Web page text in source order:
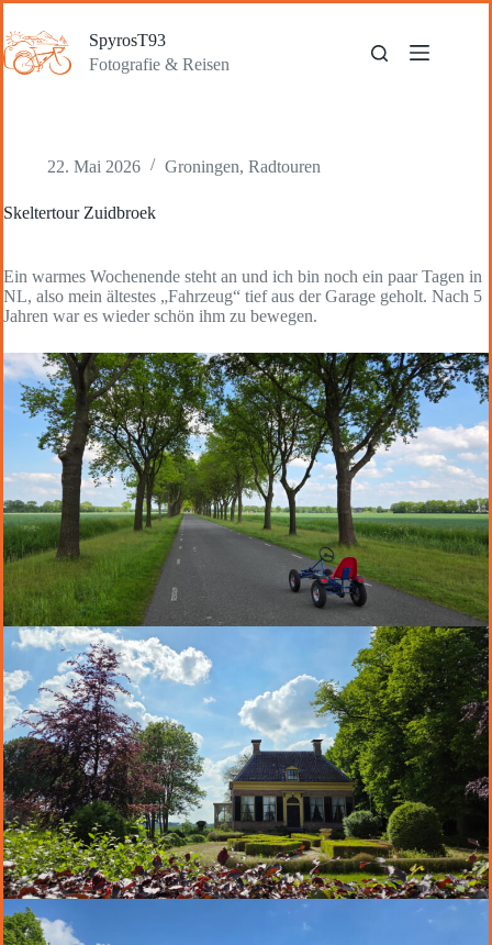
Inhalt
springen
SpyrosT93
Fotografie & Reisen
22. Mai 2026 Groningen, Radtouren
Skeltertour Zuidbroek
Ein warmes Wochenende steht an und ich bin noch ein paar Tagen in
NL, also mein ältestes „Fahrzeug“ tief aus der Garage geholt. Nach 5
Jahren war es wieder schön ihm zu bewegen.